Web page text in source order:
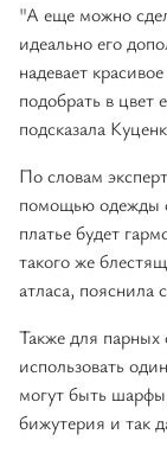
"А еще можно
идеально его
надевает
подобрать в цвет
подсказала
По словам
помощью одежды
платье будет
такого же
атласа, пояснила
Также для парных
использовать
могут быть
бижутерия и так